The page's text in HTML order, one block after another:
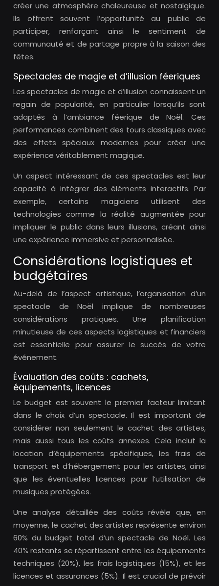
créer une atmosphère chaleureuse et nostalgique.
Ils offrent souvent l’opportunité au public de
participer, renforçant ainsi le sentiment de
communauté et de partage propre à la saison des
fêtes.
Spectacles de magie et d’illusion féeriques
Les spectacles de magie et d’illusion connaissent un
regain de popularité, en particulier lorsqu’ils sont
adaptés à l’ambiance féerique de Noël. Ces
performances combinent des tours classiques avec
des effets spéciaux modernes pour créer une
expérience véritablement magique.
Un aspect intéressant de ces spectacles est leur
capacité à intégrer des éléments interactifs. Par
exemple, certains magiciens utilisent des
technologies comme la réalité augmentée pour
impliquer le public dans leurs illusions, créant ainsi
une expérience immersive et personnalisée.
Considérations logistiques et
budgétaires
Au-delà de l’aspect artistique, l’organisation d’un
spectacle de Noël implique de nombreuses
considérations pratiques. Une planification
minutieuse de ces aspects logistiques et financiers
est essentielle pour assurer le succès de votre
événement.
Évaluation des coûts : cachets,
équipements, licences
Le budget est souvent le premier facteur limitant
dans le choix d’un spectacle. Il est important de
considérer non seulement le cachet des artistes,
mais aussi tous les coûts annexes. Cela inclut la
location d’équipements spécifiques, les frais de
transport et d’hébergement pour les artistes, ainsi
que les éventuelles licences pour l’utilisation de
musiques protégées.
Une analyse détaillée des coûts révèle que, en
moyenne, le cachet des artistes représente environ
60% du budget total d’un spectacle de Noël. Les
40% restants se répartissent entre les équipements
techniques (20%), les frais logistiques (15%), et les
licences et assurances (5%). Il est crucial de prévoir